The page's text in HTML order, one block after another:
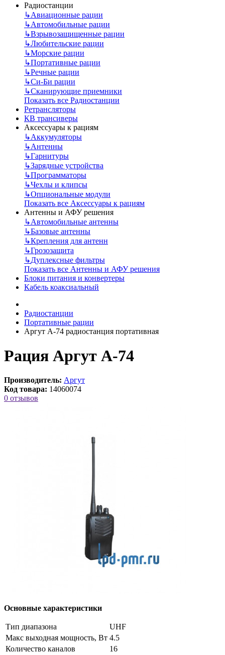
Радиостанции
↳Авиационные рации
↳Автомобильные рации
↳Взрывозащищенные рации
↳Любительские рации
↳Морские рации
↳Портативные рации
↳Речные рации
↳Си-Би рации
↳Сканирующие приемники
Показать все Радиостанции
Ретрансляторы
КВ трансиверы
Аксессуары к рациям
↳Аккумуляторы
↳Антенны
↳Гарнитуры
↳Зарядные устройства
↳Программаторы
↳Чехлы и клипсы
↳Опциональные модули
Показать все Аксессуары к рациям
Антенны и АФУ решения
↳Автомобильные антенны
↳Базовые антенны
↳Крепления для антенн
↳Грозозащита
↳Дуплексные фильтры
Показать все Антенны и АФУ решения
Блоки питания и конвертеры
Кабель коаксиальный
Радиостанции
Портативные рации
Аргут А-74 радиостанция портативная
Рация Аргут А-74
Производитель: Аргут
Код товара: 14060074
0 отзывов
Основные характеристики
Тип диапазона
UHF
Макс выходная мощность, Вт 4.5
Количество каналов
16